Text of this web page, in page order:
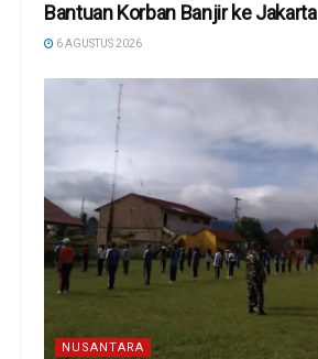
Bantuan Korban Banjir ke Jakarta
6 AGUSTUS 2026
NUSANTARA